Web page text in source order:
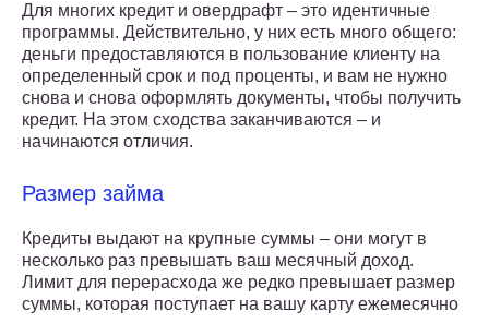
Для многих кредит и овердрафт – это идентичные
программы. Действительно, у них есть много общего:
деньги предоставляются в пользование клиенту на
определенный срок и под проценты, и вам не нужно
снова и снова оформлять документы, чтобы получить
кредит. На этом сходства заканчиваются – и
начинаются отличия.
Размер займа
Кредиты выдают на крупные суммы – они могут в
несколько раз превышать ваш месячный доход.
Лимит для перерасхода же редко превышает размер
суммы, которая поступает на вашу карту ежемесячно